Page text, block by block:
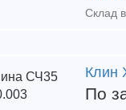
Клин
По